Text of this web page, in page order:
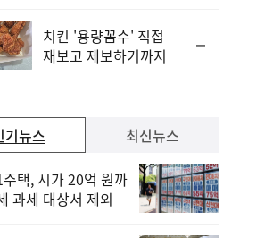
치킨 '용량꼼수' 직접
재보고 제보하기까지
기뉴스
택, 시가 20억 원까
과세 대상서 제외
최신뉴스